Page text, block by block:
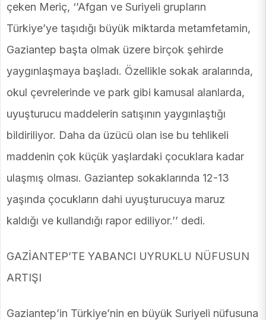
çeken Meriç, ‘’Afgan ve Suriyeli grupların
Türkiye’ye taşıdığı büyük miktarda metamfetamin,
Gaziantep başta olmak üzere birçok şehirde
yaygınlaşmaya başladı. Özellikle sokak aralarında,
okul çevrelerinde ve park gibi kamusal alanlarda,
uyuşturucu maddelerin satışının yaygınlaştığı
bildiriliyor. Daha da üzücü olan ise bu tehlikeli
maddenin çok küçük yaşlardaki çocuklara kadar
ulaşmış olması. Gaziantep sokaklarında 12-13
yaşında çocukların dahi uyuşturucuya maruz
kaldığı ve kullandığı rapor ediliyor.’’ dedi.
GAZİANTEP’TE YABANCI UYRUKLU NÜFUSUN
ARTIŞI
Gaziantep’in Türkiye’nin en büyük Suriyeli nüfusuna